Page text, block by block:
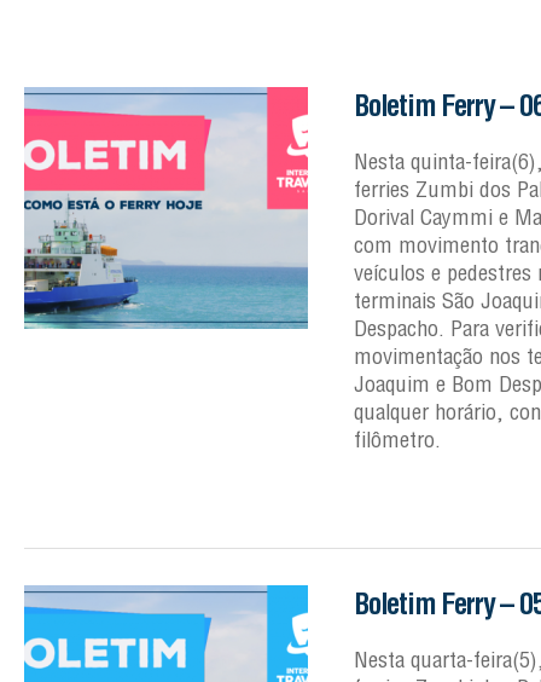
Boletim Ferry –
Nesta quinta-
ferries Zumbi dos
Dorival Caymmi e
com movimento
veículos e pedestres
terminais São
Despacho. Para
movimentação nos
Joaquim e Bom
qualquer horário,
filômetro.
Boletim Ferry –
Nesta quarta-